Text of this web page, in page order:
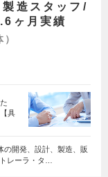
製造スタッフ/
ヶ月実績
具
の開発、設計、製造、販
レーラ・タ…